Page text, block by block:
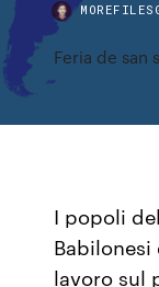
Feria de san
I popoli
Babilonesi
lavoro sul